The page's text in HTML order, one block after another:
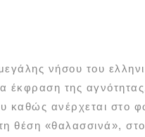
νήσου του
έκφραση της
καθώς ανέρχεται στο
θέση «θαλασσινά», στο